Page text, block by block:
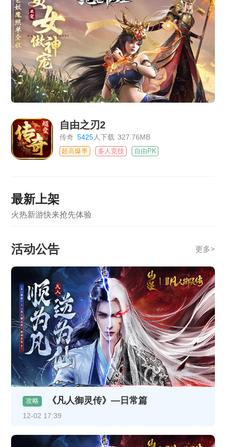
自由之刃2
传奇 5425人下载 327.76MB
超高爆率 多人竞技 自由PK
最新上架
火热新游快来抢先体验
活动公告 更多>
攻略 《凡人御灵传》—日常篇
12-02 17:39